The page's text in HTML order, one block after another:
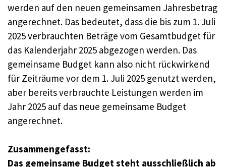
werden auf den neuen gemeinsamen Jahresbetrag
angerechnet. Das bedeutet, dass die bis zum 1. Juli
2025 verbrauchten Beträge vom Gesamtbudget für
das Kalenderjahr 2025 abgezogen werden. Das
gemeinsame Budget kann also nicht rückwirkend
für Zeiträume vor dem 1. Juli 2025 genutzt werden,
aber bereits verbrauchte Leistungen werden im
Jahr 2025 auf das neue gemeinsame Budget
angerechnet.
Zusammengefasst:
Das gemeinsame Budget steht ausschließlich ab